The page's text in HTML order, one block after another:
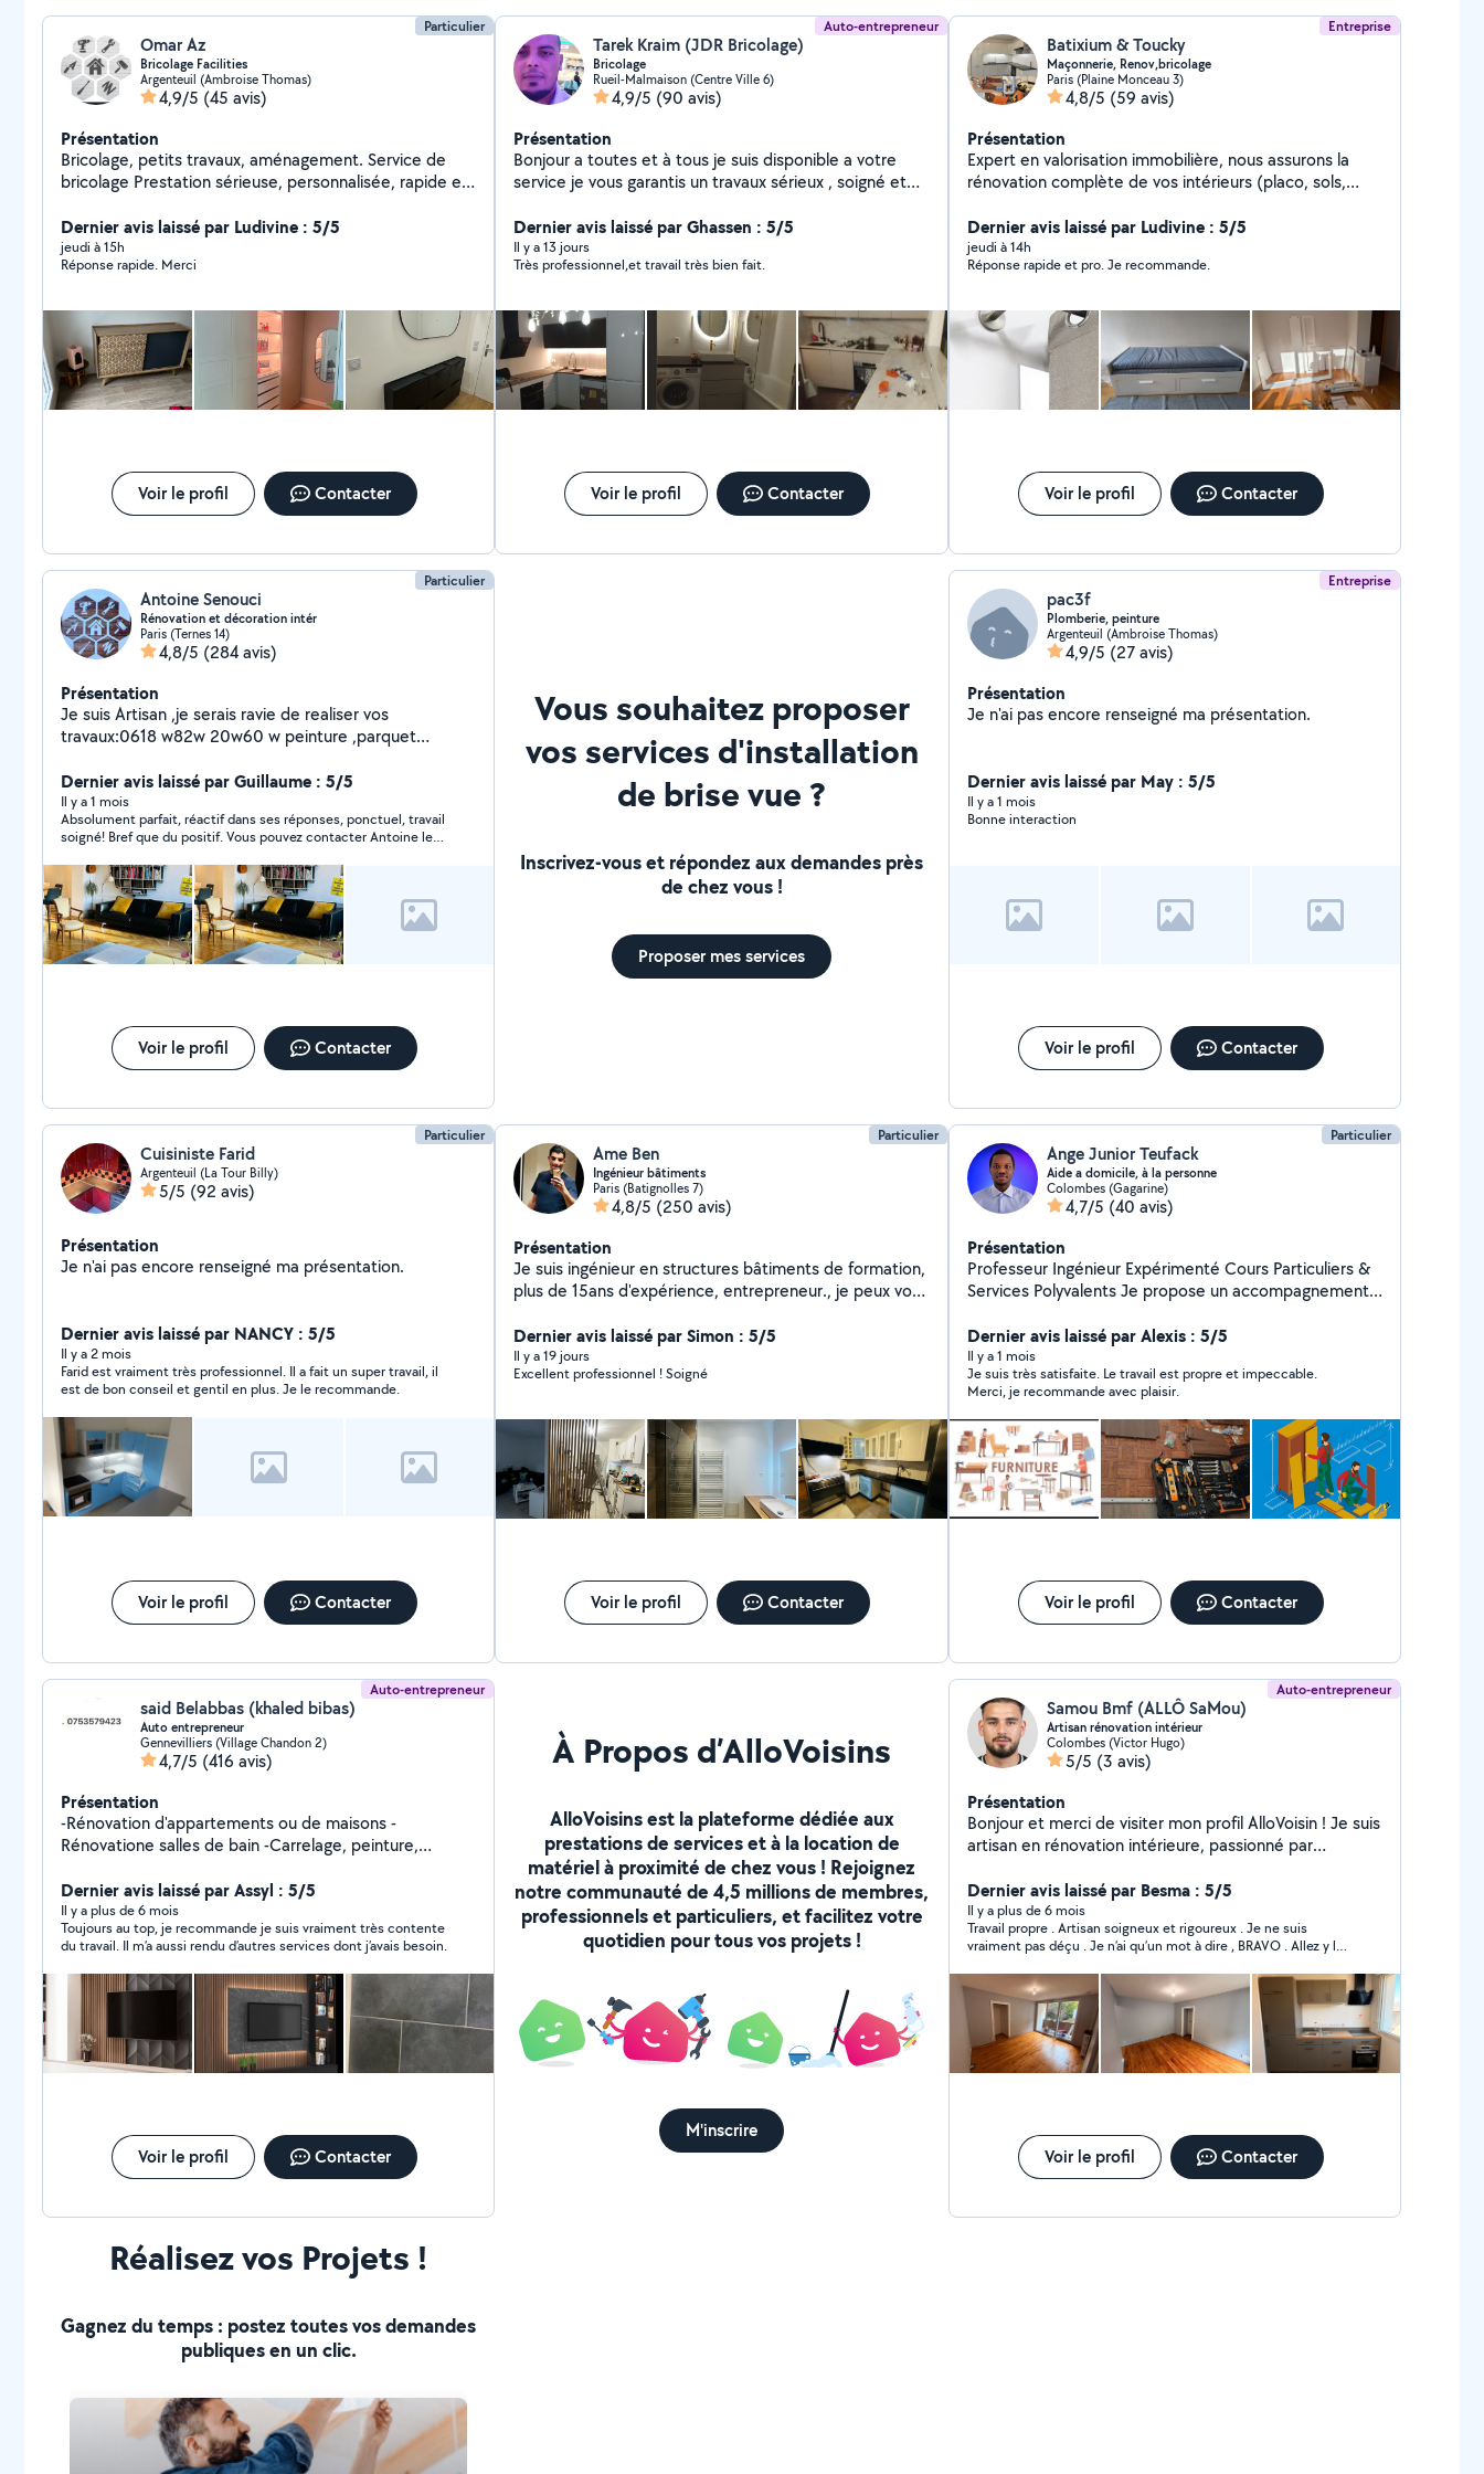
Particulier
Omar Az
Bricolage Facilities
Argenteuil (Ambroise Thomas)
4,9/5 (45 avis)
Présentation
Bricolage, petits travaux, aménagement. Service de
bricolage Prestation sérieuse, personnalisée, rapide et
tels que: Electricité, peinture, nettoyage,
montage/démontage, fixation, réparation, jardinage,
débitage de bois et bien d'autres... Etude de projet &
Intérieur/extérieur N'hésitez pas à me contacter pour
discuter du service souhaité
Dernier avis laissé par Ludivine : 5/5
jeudi à 15h
Réponse rapide. Merci
Voir le profil Contacter
Auto-entrepreneur
Tarek Kraim (JDR Bricolage)
Bricolage
Rueil-Malmaison (Centre Ville 6)
4,9/5 (90 avis)
Présentation
Bonjour a toutes et à tous je suis disponible a votre
service je vous garantis un travaux sérieux , soigné et
pas à me contacter
Dernier avis laissé par Ghassen : 5/5
Il y a 13 jours
Très professionnel,et travail très bien fait.
Voir le profil Contacter
Entreprise
Batixium & Toucky
Maçonnerie, Renov,bricolage
Paris (Plaine Monceau 3)
4,8/5 (59 avis)
Présentation
Expert en valorisation immobilière, nous assurons la
rénovation complète de vos intérieurs (placo, sols,
multimédias) avec une précision d'artisan. J'offre
également un service de conciergerie clé en main
incluant l'entretien rigoureux de vos biens Airbnb pour
Dernier avis laissé par Ludivine : 5/5
jeudi à 14h
Réponse rapide et pro. Je recommande.
Voir le profil Contacter
Particulier
Antoine Senouci
Rénovation et décoration intér
Paris (Ternes 14)
4,8/5 (284 avis)
Présentation
Je suis Artisan ,je serais ravie de realiser vos
travaux:0618 w82w 20w60 w peinture ,parquet
nécessaires( très bien équipé),sérieux, respectueux,
ponctuel du coup si vous avez besoin d'un
professionnel de confiance et un travail de qualité(
propre et soigner avec des bonnes finitions),je suis
disponible pour la semaine comme le week-end,A
bientôt.
Dernier avis laissé par Guillaume : 5/5
Il y a 1 mois
Absolument parfait, réactif dans ses réponses, ponctuel, travail
soigné! Bref que du positif. Vous pouvez contacter Antoine les
Voir le profil Contacter
Vous souhaitez proposer
vos services d'installation
de brise vue ?
Inscrivez-vous et répondez aux demandes près
de chez vous !
Proposer mes services
Entreprise
pac3f
Plomberie, peinture
Argenteuil (Ambroise Thomas)
4,9/5 (27 avis)
Présentation
Je n'ai pas encore renseigné ma présentation.
Dernier avis laissé par May : 5/5
Il y a 1 mois
Bonne interaction
Voir le profil Contacter
Particulier
Cuisiniste Farid
Argenteuil (La Tour Billy)
5/5 (92 avis)
Présentation
Je n'ai pas encore renseigné ma présentation.
Dernier avis laissé par NANCY : 5/5
Il y a 2 mois
Farid est vraiment très professionnel. Il a fait un super travail, il
est de bon conseil et gentil en plus. Je le recommande.
Voir le profil Contacter
Particulier
Ame Ben
Ingénieur bâtiments
Paris (Batignolles 7)
4,8/5 (250 avis)
Présentation
Je suis ingénieur en structures bâtiments de formation,
plus de 15ans d'expérience, entrepreneur., je peux vous
une maison selon les règles de l'art, la decoration est
un jeux que j'aime et que je maîtrise..je peux aussi vous
assister, conseiller, piloter vos travaux afin d optimiser
conseil 07 83 tele 897123 phone
Dernier avis laissé par Simon : 5/5
Il y a 19 jours
Excellent professionnel ! Soigné
Voir le profil Contacter
Particulier
Ange Junior Teufack
Aide a domicile, à la personne
Colombes (Gagarine)
4,7/5 (40 avis)
Présentation
Professeur Ingénieur Expérimenté Cours Particuliers &
Services Polyvalents Je propose un accompagnement
besoins du quotidien. Cours particuliers (Primaire
Terminale)
Maths/Physique/Chimie/Français/SVT/Technologie/Info
rmatique/Programmation. (Méthodes : Soutien
scolaire, aide aux devoirs, révisions, coaching,
méthodologie, adaptation aux besoins de l'élève).
Services à la personne & Aide à domicile
Accompagnement, assistance pratique et aide
quotidienne. Bricolage & Petits travaux Montage de
/ Arts / DIY Entretien, nettoyage & Jardinage
Manutention et déménagement. Informatique & Web
Dépannage, installation, optimisation, réparation
jouets et divers objets. Autres services... Sérieux,
Merci !!!
Dernier avis laissé par Alexis : 5/5
Il y a 1 mois
Je suis très satisfaite. Le travail est propre et impeccable.
Merci, je recommande avec plaisir.
Voir le profil Contacter
Auto-entrepreneur
said Belabbas (khaled bibas)
Auto entrepreneur
Gennevilliers (Village Chandon 2)
4,7/5 (416 avis)
Présentation
-Rénovation d'appartements ou de maisons -
Rénovatione salles de bain -Carrelage, peinture,
montage de meubles, de cuisines et des petits travaux
suivant vos besoins.
Dernier avis laissé par Assyl : 5/5
Il y a plus de 6 mois
Toujours au top, je recommande je suis vraiment très contente
du travail. Il m’a aussi rendu d’autres services dont j’avais besoin.
Voir le profil Contacter
À Propos d’AlloVoisins
AlloVoisins est la plateforme dédiée aux
prestations de services et à la location de
matériel à proximité de chez vous ! Rejoignez
notre communauté de 4,5 millions de membres,
professionnels et particuliers, et facilitez votre
quotidien pour tous vos projets !
M'inscrire
Auto-entrepreneur
Samou Bmf (ALLÔ SaMou)
Artisan rénovation intérieur
Colombes (Victor Hugo)
5/5 (3 avis)
Présentation
Bonjour et merci de visiter mon profil AlloVoisin ! Je suis
artisan en rénovation intérieure, passionné par
vie. Avec plusieurs années d'expérience, j'accompagne
mes clients dans leurs projets de A à Z, qu'il s'agisse
d'une simple retouche ou d'une rénovation complète.
Mes prestations principales : Travaux de peinture et
décoration (murs, plafonds, finitions soignées) Pose de
sols : carrelage, parquet, stratifié, vinyle Aménagement
et rénovation de cuisines & salles de bains Petits
travaux de bricolage, réparations et finitions diverses
Conseil sur le choix des matériaux et l'optimisation de
avec souci du détail Respect des délais et des budgets
annoncés Relation de confiance et accompagnement
personnalisé Contactez-moi dès aujourd'hui pour
Dernier avis laissé par Besma : 5/5
Il y a plus de 6 mois
Travail propre . Artisan soigneux et rigoureux . Je ne suis
vraiment pas déçu . Je n’ai qu’un mot à dire , BRAVO . Allez y les
Voir le profil Contacter
Réalisez vos Projets !
Gagnez du temps : postez toutes vos demandes
publiques en un clic.